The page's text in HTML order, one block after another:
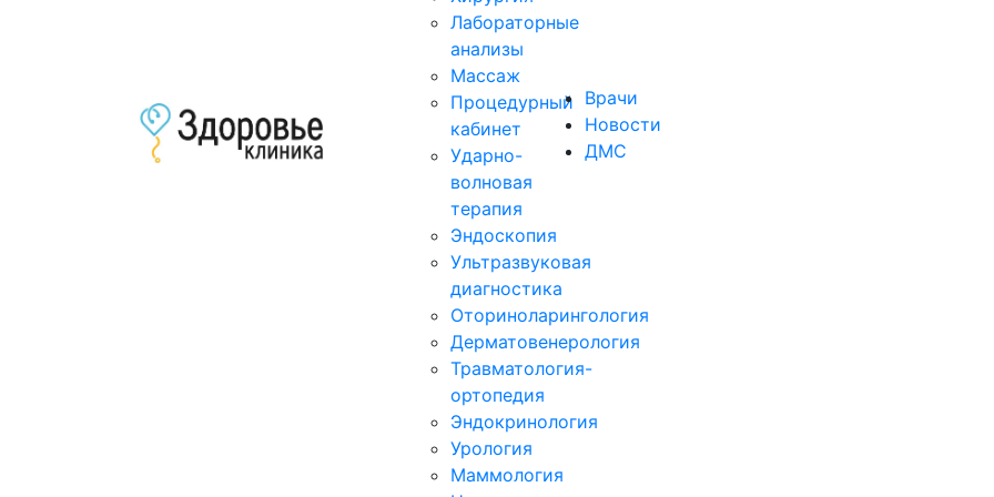
Лабораторные
анализы
Массаж
Процедурный
кабинет
Ударно-
волновая
терапия
Эндоскопия
Ультразвуковая
диагностика
Оториноларингология
Дерматовенерология
Травматология-
ортопедия
Эндокринология
Урология
Маммология
Врачи
Новости
ДМС